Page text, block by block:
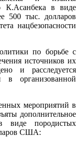
К.Асанбека в виде
500 тыс. долларов
нацбезопасности
по борьбе с
источников их
и расследуется
организованной
мероприятий в
дополнительное
виде породистых
США: